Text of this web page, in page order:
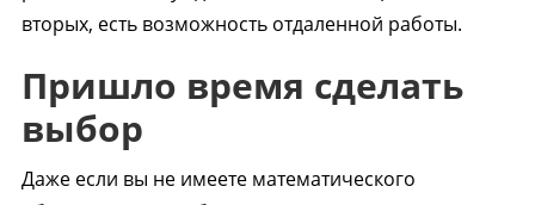
вторых, есть возможность отдаленной работы.
Пришло время сделать
выбор
Даже если вы не имеете математического